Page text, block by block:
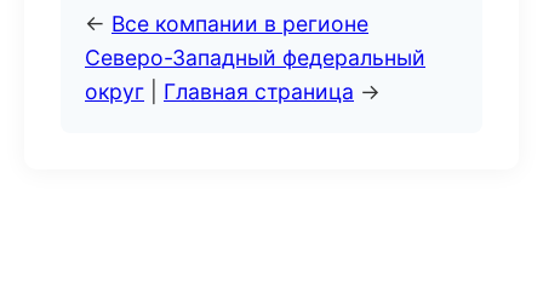
← Все компании в регионе
Северо-Западный федеральный
округ
Главная страница →